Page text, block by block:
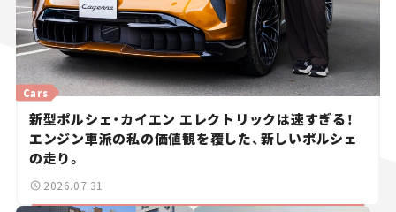
Cars
新型ポルシェ・カイエン エレクトリックは速すぎる！
エンジン車派の私の価値観を覆した、新しいポルシェ
の走り。
2026.07.31